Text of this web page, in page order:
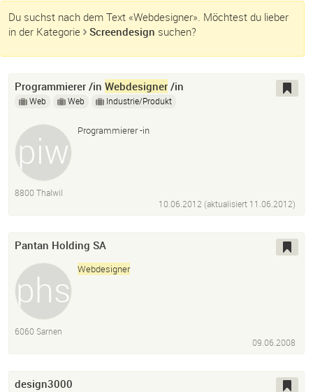
Du suchst nach dem Text «Webdesigner». Möchtest du lieber
in der Kategorie
Screendesign suchen?
Programmierer /in Webdesigner /in
Web Web Industrie/Produkt
Programmierer -in
8800 Thalwil
10.06.2012 (aktualisiert 11.06.2012)
Pantan Holding SA
Webdesigner
6060 Sarnen
09.06.2008
design3000